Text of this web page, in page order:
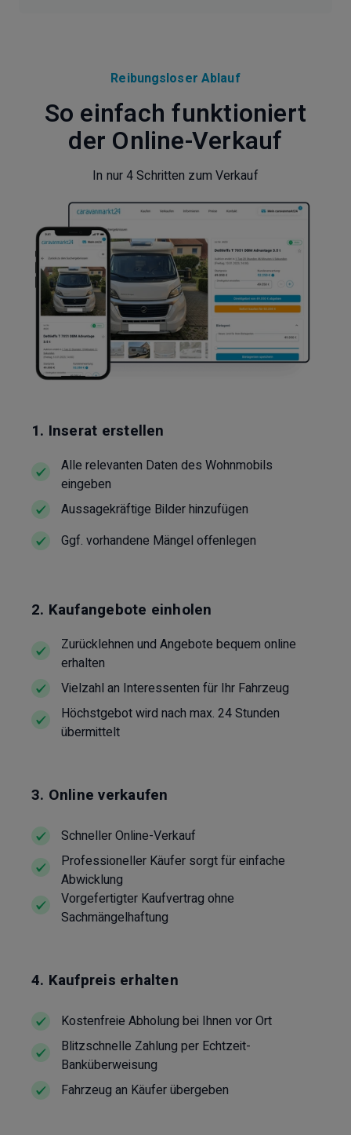
Reibungsloser Ablauf
So einfach funktioniert
der Online-Verkauf
In nur 4 Schritten zum Verkauf
1. Inserat erstellen
Alle relevanten Daten des Wohnmobils
eingeben
Aussagekräftige Bilder hinzufügen
Ggf. vorhandene Mängel offenlegen
2. Kaufangebote einholen
Zurücklehnen und Angebote bequem online
erhalten
Vielzahl an Interessenten für Ihr Fahrzeug
Höchstgebot wird nach max. 24 Stunden
übermittelt
3. Online verkaufen
Schneller Online-Verkauf
Professioneller Käufer sorgt für einfache
Abwicklung
Vorgefertigter Kaufvertrag ohne
Sachmängelhaftung
4. Kaufpreis erhalten
Kostenfreie Abholung bei Ihnen vor Ort
Blitzschnelle Zahlung per Echtzeit-
Banküberweisung
Fahrzeug an Käufer übergeben